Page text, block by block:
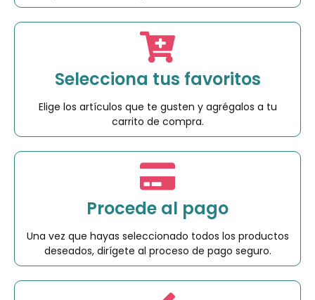
Selecciona tus favoritos
Elige los artículos que te gusten y agrégalos a tu
carrito de compra.
Procede al pago
Una vez que hayas seleccionado todos los productos
deseados, dirígete al proceso de pago seguro.